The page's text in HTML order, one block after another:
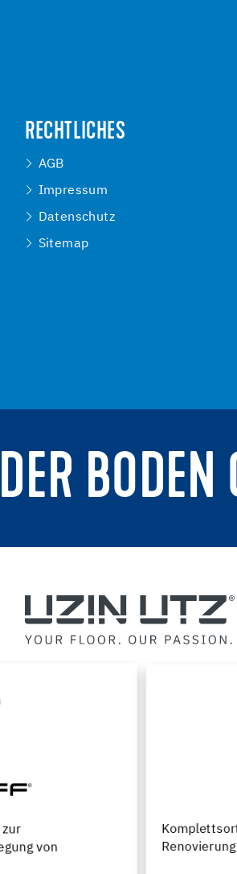
RECHTLICHES
AGB
Impressum
Datenschutz
Sitemap
BODEN
für die Neuverlegung,
und Werterhaltung von